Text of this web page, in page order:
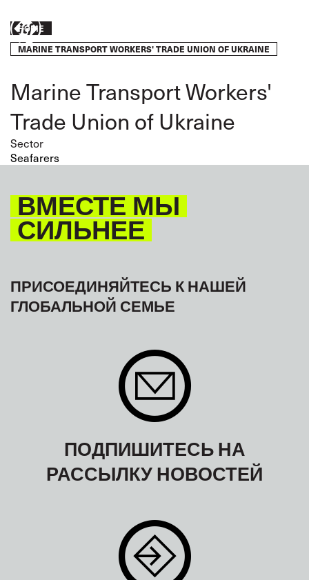
main
content
action
Breadcrumb
HOME
MARINE TRANSPORT WORKERS' TRADE UNION OF UKRAINE
Marine Transport Workers'
Trade Union of Ukraine
Sector
Seafarers
ВМЕСТЕ МЫ
СИЛЬНЕЕ
ПРИСОЕДИНЯЙТЕСЬ К НАШЕЙ
ГЛОБАЛЬНОЙ СЕМЬЕ
ПОДПИШИТЕСЬ НА
РАССЫЛКУ НОВОСТЕЙ